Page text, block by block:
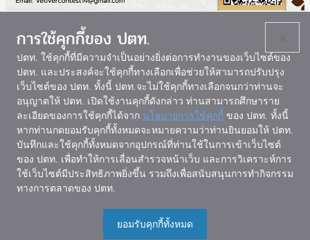
แผนผังเว็บไซต์
สถาบันลูกโลกสีเขียว
555 อาคาร 1 ชั้น 5 ถนนวิภาวดีรังสิต เขตจตุจักร กรุงเทพฯ
การใช้คุกกี้ของ ปตท.
ปตท. ใช้คุกกี้ที่มีความจำเป็นอย่างยิ่งต่อการทำงานของเว็บไซต์ของ
ปตท. และประสงค์จะใช้คุกกี้ทางเลือกเพื่อช่วยให้สามารถปรับปรุง
เว็บไซต์ของ ปตท. ทั้งนี้ ปตท.จะไม่ใช้คุกกี้ทางเลือกจนกว่าท่านจะ
อนุญาตให้ ปตท. เปิดใช้งานคุกกี้ดังกล่าว ท่านสามารถศึกษาราย
ละเอียดของการใช้คุกกี้ได้จาก นโยบายการใช้คุกกี้ ของ ปตท. ทั้งนี้
หากท่านกดยอมรับคุกกี้ทั้งหมดจะหมายความว่าท่านยินยอมให้ ปตท.
บันทึกและใช้คุกกี้ทั้งหมดจากอุปกรณ์ที่ท่านใช้ในการเข้าเว็บไซต์
ของ ปตท. เพื่อทำให้การเลื่อนสำรวจหน้าเว็บ และการวิเคราะห์การ
ใช้เว็บไซต์มีประสิทธิภาพยิ่งขึ้น รวมถึงเพื่อสนับสนุนการทำกิจกรรม
ทางการตลาดของ ปตท.
ยอมรับคุกกี้ทั้งหมด